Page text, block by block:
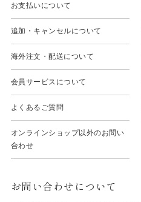
お支払いについて
追加・キャンセルについて
海外注文・配送について
会員サービスについて
よくあるご質問
オンラインショップ以外のお問い
合わせ
お問い合わせについて